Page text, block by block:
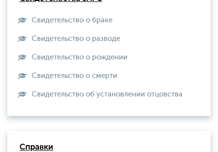
Свидетельство о браке
Свидетельство о разводе
Свидетельство о рождении
Свидетельство о смерти
Свидетельство об установлении отцовства
Справки